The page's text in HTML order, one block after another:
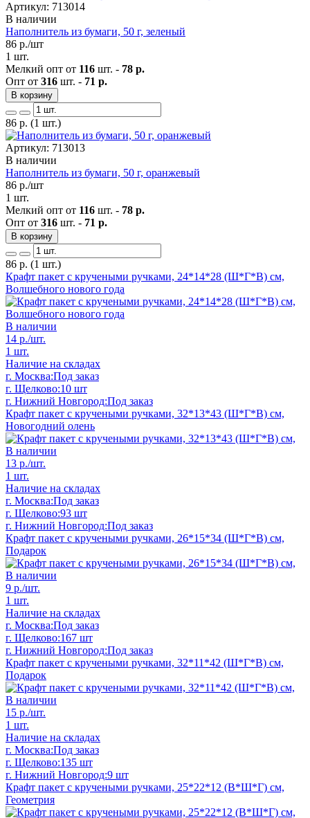
Артикул: 713014
В наличии
Наполнитель из бумаги, 50 г, зеленый
86 р./шт
1 шт.
Мелкий опт от 116 шт. - 78 р.
Опт от 316 шт. - 71 р.
В корзину
86 р. (1 шт.)
Артикул: 713013
В наличии
Наполнитель из бумаги, 50 г, оранжевый
86 р./шт
1 шт.
Мелкий опт от 116 шт. - 78 р.
Опт от 316 шт. - 71 р.
В корзину
86 р. (1 шт.)
Крафт пакет с кручеными ручками, 24*14*28 (Ш*Г*В) см,
Волшебного нового года
В наличии
14 р./шт.
1 шт.
Наличие на складах
г. Москва:Под заказ
г. Щелково:10 шт
г. Нижний Новгород:Под заказ
Крафт пакет с кручеными ручками, 32*13*43 (Ш*Г*В) см,
Новогодний олень
В наличии
13 р./шт.
1 шт.
Наличие на складах
г. Москва:Под заказ
г. Щелково:93 шт
г. Нижний Новгород:Под заказ
Крафт пакет с кручеными ручками, 26*15*34 (Ш*Г*В) см,
Подарок
В наличии
9 р./шт.
1 шт.
Наличие на складах
г. Москва:Под заказ
г. Щелково:167 шт
г. Нижний Новгород:Под заказ
Крафт пакет с кручеными ручками, 32*11*42 (Ш*Г*В) см,
Подарок
В наличии
15 р./шт.
1 шт.
Наличие на складах
г. Москва:Под заказ
г. Щелково:135 шт
г. Нижний Новгород:9 шт
Крафт пакет с кручеными ручками, 25*22*12 (В*Ш*Г) см,
Геометрия